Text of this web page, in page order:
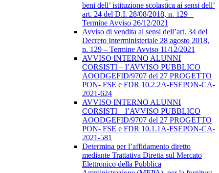
beni dell’ istituzione scolastica ai sensi dell’
art. 24 del D.I. 28/08/2018, n. 129 –
Termine Avviso 26/12/2021
Avviso di vendita ai sensi dell’art. 34 del
Decreto Interministeriale 28 agosto 2018,
n. 129 – Termine Avviso 11/12/2021
AVVISO INTERNO ALUNNI
CORSISTI – l’AVVISO PUBBLICO
AOODGEFID/9707 del 27 PROGETTO
PON- FSE e FDR 10.2.2A-FSEPON-CA-
2021-624
AVVISO INTERNO ALUNNI
CORSISTI – l’AVVISO PUBBLICO
AOODGEFID/9707 del 27 PROGETTO
PON- FSE e FDR 10.1.1A-FSEPON-CA-
2021-581
Determina per l’affidamento diretto
mediante Trattativa Diretta sul Mercato
Elettronico della Pubblica